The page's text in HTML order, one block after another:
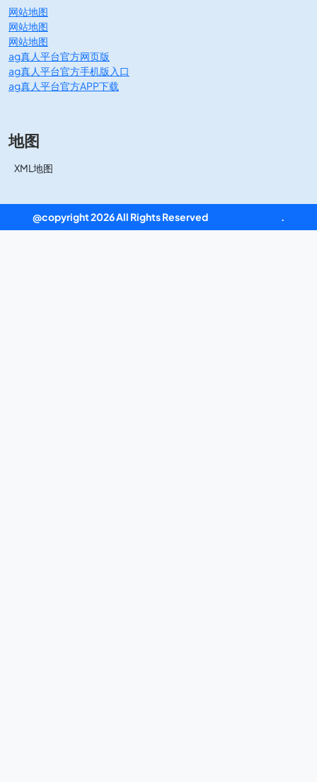
网站地图
网站地图
网站地图
ag真人平台官方网页版
ag真人平台官方手机版入口
ag真人平台官方APP下载
地图
XML地图
@copyright 2026 All Rights Reserved .